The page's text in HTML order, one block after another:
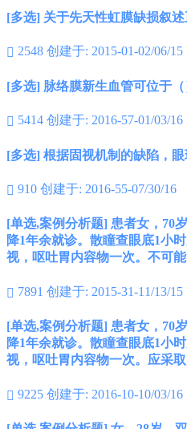
[多选] 关于先天性虹膜缺损叙述
 2548 创建于: 2015-01-02/06/15
[多选] 脉络膜新生血管可位于（
 5414 创建于: 2016-57-01/03/16
[多选] 根据固视机制的缺陷，眼
 910 创建于: 2016-55-07/30/16
[单选,案例分析题] 患者女，70
降1年余就诊。散瞳查眼底1小
视，呕吐胃内容物一次。不可能
 7891 创建于: 2015-31-11/13/15
[单选,案例分析题] 患者女，70
降1年余就诊。散瞳查眼底1小
视，呕吐胃内容物一次。应采取
 9225 创建于: 2016-10-10/03/16